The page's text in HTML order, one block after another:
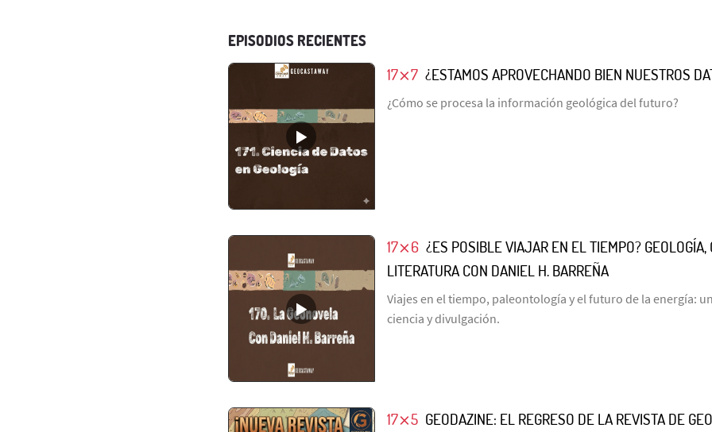
EPISODIOS RECIENTES
17⨯7 ¿ESTAMOS APROVECHANDO BIEN NUESTROS
¿Cómo se procesa la información geológica del futuro?
17⨯6 ¿ES POSIBLE VIAJAR EN EL TIEMPO? GEOLOGÍA,
LITERATURA CON DANIEL H. BARREÑA
Viajes en el tiempo, paleontología y el futuro de la energía:
ciencia y divulgación.
17⨯5 GEODAZINE: EL REGRESO DE LA REVISTA DE